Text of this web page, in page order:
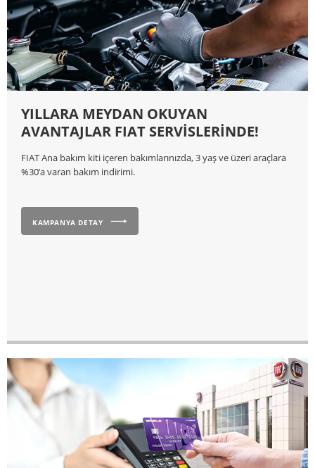
YILLARA MEYDAN OKUYAN
AVANTAJLAR FIAT SERVİSLERİNDE!
FIAT Ana bakım kiti içeren bakımlarınızda, 3 yaş ve üzeri araçlara
%30’a varan bakım indirimi.
KAMPANYA DETAY